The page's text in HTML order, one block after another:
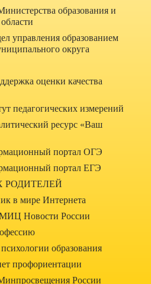
образования и
управления образованием
округа
оценки качества
педагогических измерений
ресурс «Ваш
портал ОГЭ
портал ЕГЭ
РОДИТЕЛЕЙ
в мире Интернета
Новости России
образования
профориентации
России